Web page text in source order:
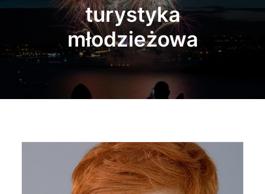
Biura podróży
Noclegi
Polska
Świat
Wasze Podróże
turystyka
młodzieżowa